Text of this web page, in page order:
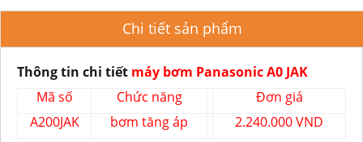
Chi tiết sản phẩm
Thông tin chi tiết máy bơm Panasonic A0 JAK
Mã số
Chức năng
Đơn giá
A200JAK
bơm tăng áp 2.240.000 VND